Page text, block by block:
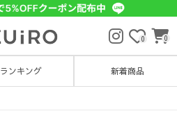
0 0
ランキング 新着商品